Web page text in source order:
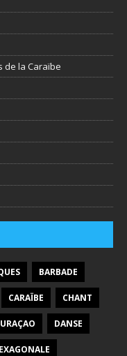
de la Caraïbe
BARBADE
CARAÏBE CHANT
DANSE